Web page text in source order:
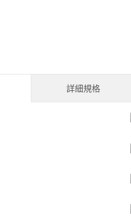
詳細規格